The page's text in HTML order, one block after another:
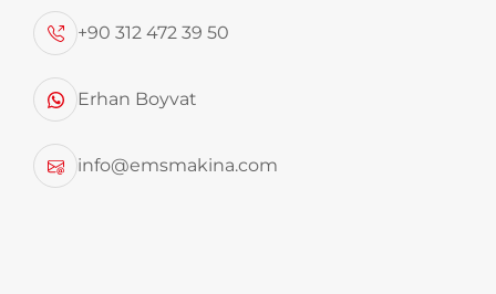
+90 312 472 39 50
Erhan Boyvat
info@emsmakina.com
Düzenli depolama alanlarının uzun ömürlü
olması ve verimli kullanılmasında destekliyici bir
üründür.ambalaj atıklarının veya katı
,pil,metal,lastik,kablo gibi ürünlerinin yeniden
geri dönüşümde kullanılmaya hazırlık